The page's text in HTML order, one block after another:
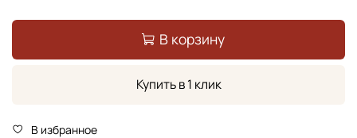
В корзину
Купить в 1 клик
В избранное